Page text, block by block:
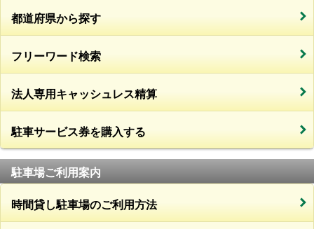
都道府県から探す
フリーワード検索
法人専用キャッシュレス精算
駐車サービス券を購入する
駐車場ご利用案内
時間貸し駐車場のご利用方法